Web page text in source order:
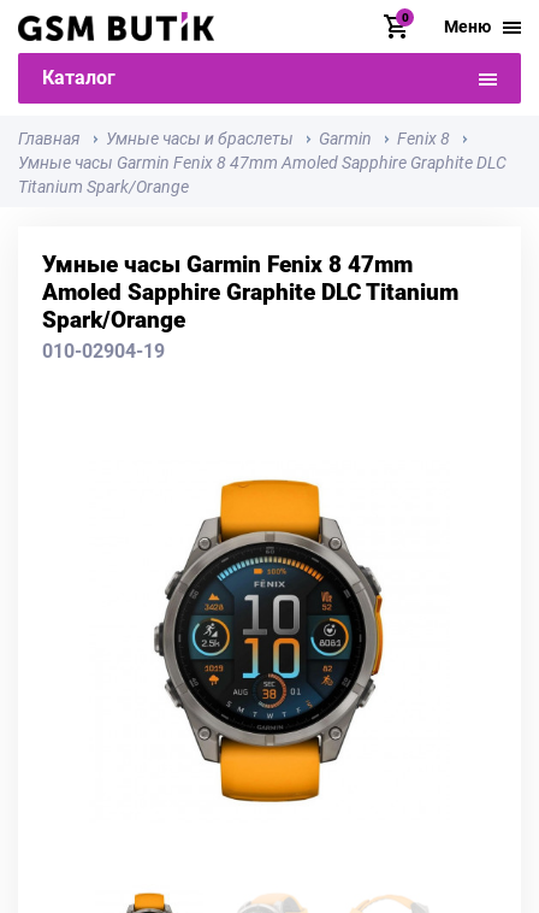
0 Меню
Каталог
Главная Умные часы и браслеты Garmin
Fenix 8
Умные часы Garmin Fenix 8 47mm Amoled Sapphire Graphite DLC
Titanium Spark/Orange
Умные часы Garmin Fenix 8 47mm
Amoled Sapphire Graphite DLC Titanium
Spark/Orange
010-02904-19